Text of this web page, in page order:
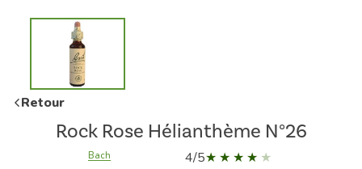
Retour
Rock Rose Hélianthème N°26
Bach 4/5